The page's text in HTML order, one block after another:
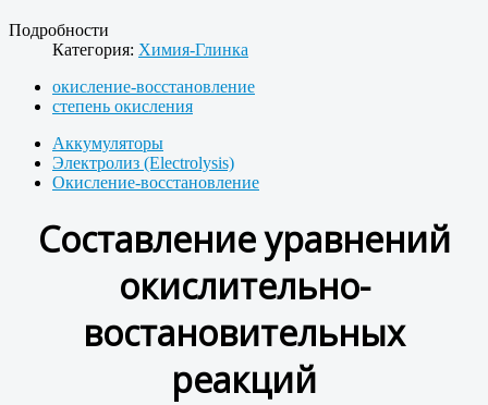
Подробности
Категория: Химия-Глинка
окисление-восстановление
степень окисления
Аккумуляторы
Электролиз (Electrolysis)
Окисление-восстановление
Составление уравнений
окислительно-
востановительных
реакций